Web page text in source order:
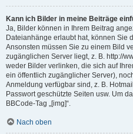
Kann ich Bilder in meine Beiträge
Ja, Bilder können in Ihrem Beitrag
Dateianhänge erlaubt hat, können Sie
Ansonsten müssen Sie zu einem Bild
zugänglichen Server liegt, z. B. http://
weder Bilder verlinken, die sich auf
ein öffentlich zugänglicher Server),
Anmeldung verfügbar sind, z. B.
Passwort geschützte Seiten usw. Um
BBCode-Tag „[img]“.
Nach oben